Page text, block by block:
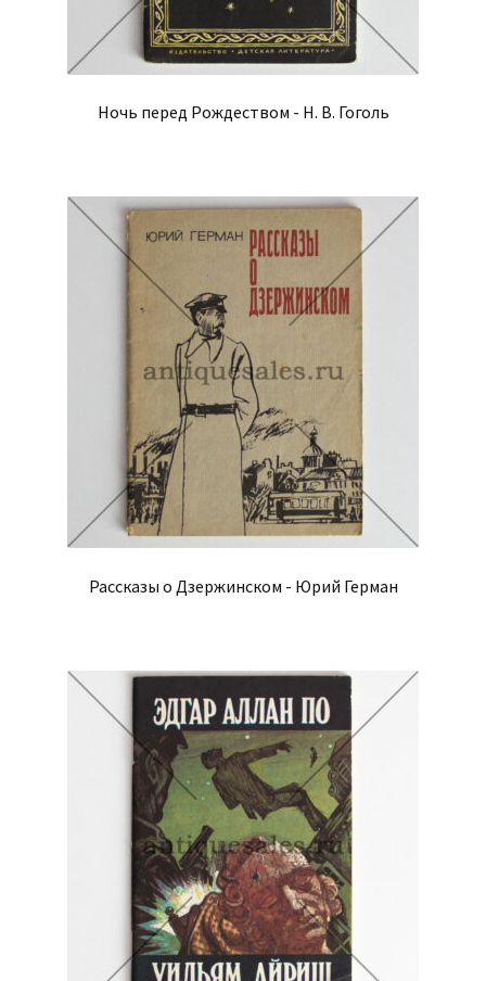
Ночь перед Рождеством - Н. В. Гоголь
Рассказы о Дзержинском - Юрий Герман